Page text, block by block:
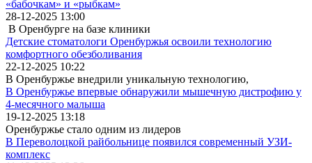
«бабочкам» и «рыбкам»
28-12-2025 13:00
В Оренбурге на базе клиники
Детские стоматологи Оренбуржья освоили технологию
комфортного обезболивания
22-12-2025 10:22
В Оренбуржье внедрили уникальную технологию,
В Оренбуржье впервые обнаружили мышечную дистрофию у
4-месячного малыша
19-12-2025 13:18
Оренбуржье стало одним из лидеров
В Переволоцкой райбольнице появился современный УЗИ-
комплекс